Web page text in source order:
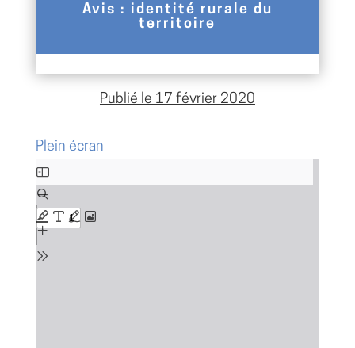
Avis : identité rurale du
territoire
Publié le 17 février 2020
Plein écran
Aller
au
contenu